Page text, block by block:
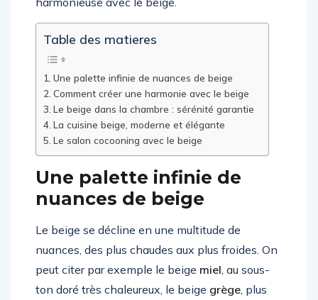
Table des matieres
Une palette infinie de nuances de beige
Comment créer une harmonie avec le beige
Le beige dans la chambre : sérénité garantie
La cuisine beige, moderne et élégante
Le salon cocooning avec le beige
Une palette infinie de
nuances de beige
Le beige se décline en une multitude de
nuances, des plus chaudes aux plus froides. On
peut citer par exemple le beige miel, au sous-
ton doré très chaleureux, le beige grège, plus